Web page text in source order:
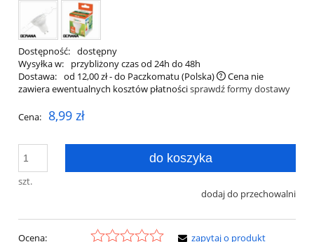
Dostępność: dostępny
Wysyłka w:
przybliżony czas od 24h do 48h
Dostawa: od 12,00 zł- do Paczkomatu (Polska)
Cena nie
zawiera ewentualnych kosztów płatnościsprawdź formy dostawy
Cena: 8,99 zł
szt.
do koszyka
dodaj do przechowalni
Ocena:
zapytaj o produkt